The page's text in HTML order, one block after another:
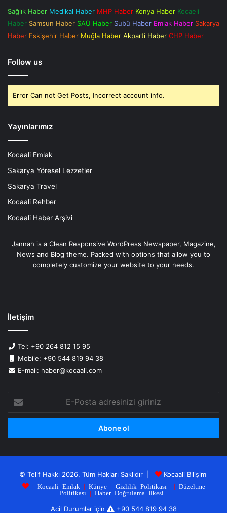
Sağlık Haber Medikal Haber MHP Haber Konya Haber Kocaeli
Haber Samsun Haber SAÜ Haber Subü Haber Emlak Haber Sakarya
Haber Eskişehir Haber Muğla Haber Akparti Haber CHP Haber
Follow us
Error Can not Get Posts, Incorrect account info.
Yayınlarımız
Kocaali Emlak
Sakarya Yöresel Lezzetler
Sakarya Travel
Kocaali Rehber
Kocaali Haber Arşivi
Jannah is a Clean Responsive WordPress Newspaper, Magazine,
News and Blog theme. Packed with options that allow you to
completely customize your website to your needs.
İletişim
Tel: +90 264 812 15 95
Mobile: +90 544 819 94 38
E-mail: haber@kocaali.com
Posta
adresinizi
© Telif Hakkı 2026, Tüm Hakları Saklıdır | Kocaali Bilişim
| Kocaali Emlak | Künye| Gizlilik Politikası | Düzeltme
Politikası | Haber Doğrulama Ilkesi
Acil Durumlar için +90 544 819 94 38